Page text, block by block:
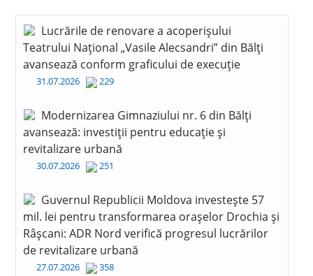
Lucrările de renovare a acoperișului
Teatrului Național „Vasile Alecsandri” din Bălți
avansează conform graficului de execuție
31.07.2026 229
Modernizarea Gimnaziului nr. 6 din Bălți
avansează: investiții pentru educație și
revitalizare urbană
30.07.2026 251
Guvernul Republicii Moldova investește 57
mil. lei pentru transformarea orașelor Drochia și
Râșcani: ADR Nord verifică progresul lucrărilor
de revitalizare urbană
27.07.2026 358